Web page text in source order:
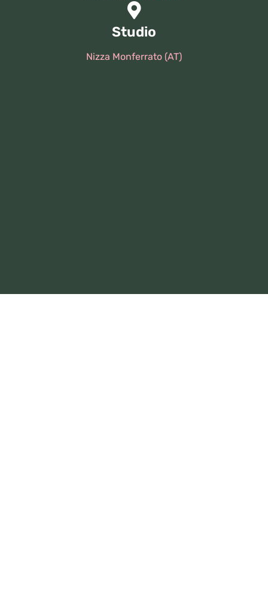
Studio
Nizza Monferrato (AT)